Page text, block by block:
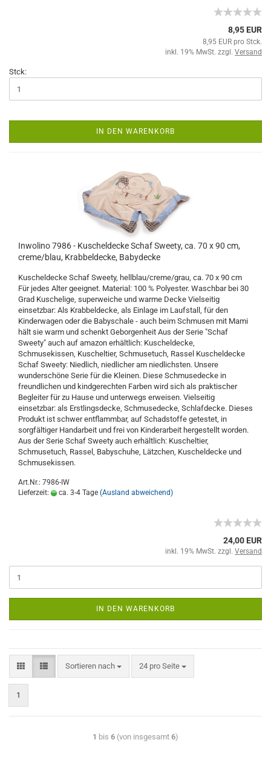
8,95 EUR
8,95 EUR pro Stck.
inkl. 19% MwSt. zzgl. Versand
Stck:
IN DEN WARENKORB
Inwolino 7986 - Kuscheldecke Schaf Sweety, ca. 70 x 90 cm,
creme/blau, Krabbeldecke, Babydecke
Kuscheldecke Schaf Sweety, hellblau/creme/grau, ca. 70 x 90 cm
Für jedes Alter geeignet. Material: 100 % Polyester. Waschbar bei 30
Grad Kuschelige, superweiche und warme Decke Vielseitig
einsetzbar: Als Krabbeldecke, als Einlage im Laufstall, für den
Kinderwagen oder die Babyschale - auch beim Schmusen mit Mami
hält sie warm und schenkt Geborgenheit Aus der Serie "Schaf
Sweety" auch auf amazon erhältlich: Kuscheldecke,
Schmusekissen, Kuscheltier, Schmusetuch, Rassel Kuscheldecke
Schaf Sweety: Niedlich, niedlicher am niedlichsten. Unsere
wunderschöne Serie für die Kleinen. Diese Schmusedecke in
freundlichen und kindgerechten Farben wird sich als praktischer
Begleiter für zu Hause und unterwegs erweisen. Vielseitig
einsetzbar: als Erstlingsdecke, Schmusedecke, Schlafdecke. Dieses
Produkt ist schwer entflammbar, auf Schadstoffe getestet, in
sorgfältiger Handarbeit und frei von Kinderarbeit hergestellt worden.
Aus der Serie Schaf Sweety auch erhältlich: Kuscheltier,
Schmusetuch, Rassel, Babyschuhe, Lätzchen, Kuscheldecke und
Schmusekissen.
Art.Nr.: 7986-IW
Lieferzeit:
ca. 3-4 Tage (Ausland abweichend)
24,00 EUR
inkl. 19% MwSt. zzgl. Versand
IN DEN WARENKORB
Sortieren nach 24 pro Seite
1
1 bis 6 (von insgesamt 6)